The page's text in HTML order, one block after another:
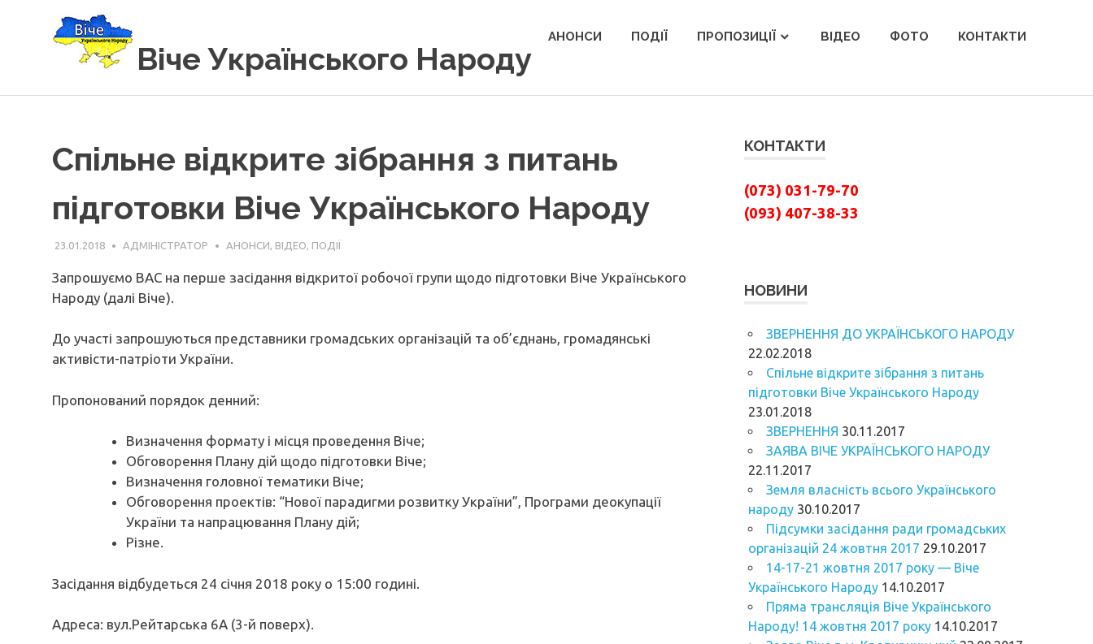
Віче Українського Народу
АНОНСИ ПОДІЇ ПРОПОЗИЦІЇ ВІДЕО ФОТО КОНТАКТИ
Спільне відкрите зібрання з питань
підготовки Віче Українського Народу
23.01.2018 АДМІНІСТРАТОР АНОНСИ ВІДЕО ПОДІЇ
Запрошуємо ВАС на перше засідання відкритої робочої групи щодо підготовки Віче Українського
Народу (далі Віче).
До участі запрошуються представники громадських організацій та об’єднань, громадянські
активісти-патріоти України.
Пропонований порядок денний:
Визначення формату і місця проведення Віче;
Обговорення Плану дій щодо підготовки Віче;
Визначення головної тематики Віче;
Обговорення проектів: “Нової парадигми розвитку України”, Програми деокупації
України та напрацювання Плану дій;
Різне.
Засідання відбудеться 24 січня 2018 року о 15:00 годині.
Адреса: вул.Рейтарська 6А (3-й поверх).
КОНТАКТИ
(073) 031-79-70
(093) 407-38-33
НОВИНИ
ЗВЕРНЕННЯ ДО УКРАЇНСЬКОГО НАРОДУ
22.02.2018
Спільне відкрите зібрання з питань
підготовки Віче Українського Народу
23.01.2018
ЗВЕРНЕННЯ 30.11.2017
ЗАЯВА ВІЧЕ УКРАЇНСЬКОГО НАРОДУ
22.11.2017
Земля власність всього Українського
народу 30.10.2017
Підсумки засідання ради громадських
організацій 24 жовтня 2017 29.10.2017
14-17-21 жовтня 2017 року — Віче
Українського Народу 14.10.2017
Пряма трансляція Віче Українського
Народу! 14 жовтня 2017 року 14.10.2017